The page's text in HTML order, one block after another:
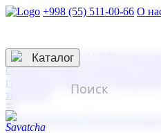
+998 (55) 511-00-66 О
3D гравировка
смолой (Doming)
гравировка твердая
тиснение
☰
Контакты
Каталог